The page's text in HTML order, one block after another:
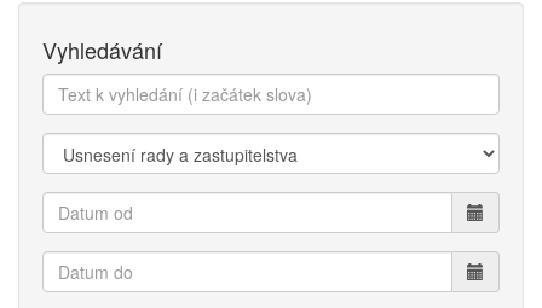
Vyhledávání
Text
k
vyhledání:
Kategorie:
Datum
od
Datum
do